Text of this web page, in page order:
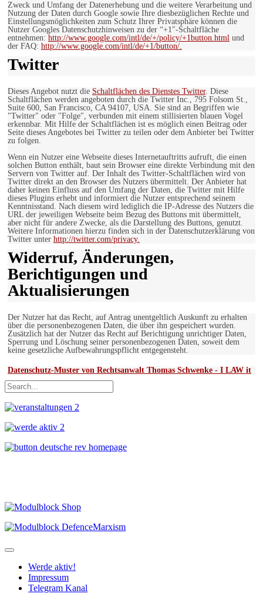
Zweck und Umfang der Datenerhebung und die weitere Verarbeitung und
Nutzung der Daten durch Google sowie Ihre diesbezüglichen Rechte und
Einstellungsmöglichkeiten zum Schutz Ihrer Privatsphäre können die
Nutzer Googles Datenschutzhinweisen zu der “+1″-Schaltfläche
entnehmen: http://www.google.com/intl/de/+/policy/+1button.html und
der FAQ: http://www.google.com/intl/de/+1/button/.
Twitter
Dieses Angebot nutzt die Schaltflächen des Dienstes Twitter. Diese
Schaltflächen werden angeboten durch die Twitter Inc., 795 Folsom St.,
Suite 600, San Francisco, CA 94107, USA. Sie sind an Begriffen wie
"Twitter" oder "Folge", verbunden mit einem stillisierten blauen Vogel
erkennbar. Mit Hilfe der Schaltflächen ist es möglich einen Beitrag oder
Seite dieses Angebotes bei Twitter zu teilen oder dem Anbieter bei Twitter
zu folgen.
Wenn ein Nutzer eine Webseite dieses Internetauftritts aufruft, die einen
solchen Button enthält, baut sein Browser eine direkte Verbindung mit den
Servern von Twitter auf. Der Inhalt des Twitter-Schaltflächen wird von
Twitter direkt an den Browser des Nutzers übermittelt. Der Anbieter hat
daher keinen Einfluss auf den Umfang der Daten, die Twitter mit Hilfe
dieses Plugins erhebt und informiert die Nutzer entsprechend seinem
Kenntnisstand. Nach diesem wird lediglich die IP-Adresse des Nutzers die
URL der jeweiligen Webseite beim Bezug des Buttons mit übermittelt,
aber nicht für andere Zwecke, als die Darstellung des Buttons, genutzt.
Weitere Informationen hierzu finden sich in der Datenschutzerklärung von
Twitter unter http://twitter.com/privacy.
Widerruf, Änderungen,
Berichtigungen und
Aktualisierungen
Der Nutzer hat das Recht, auf Antrag unentgeltlich Auskunft zu erhalten
über die personenbezogenen Daten, die über ihn gespeichert wurden.
Zusätzlich hat der Nutzer das Recht auf Berichtigung unrichtiger Daten,
Sperrung und Löschung seiner personenbezogenen Daten, soweit dem
keine gesetzliche Aufbewahrungspflicht entgegensteht.
Datenschutz-Muster von Rechtsanwalt Thomas Schwenke - I LAW it
Werde aktiv!
Impressum
Telegram Kanal